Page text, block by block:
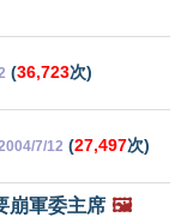
(36,723次)
7/12 (27,497次)
崩軍委主席 🖼️